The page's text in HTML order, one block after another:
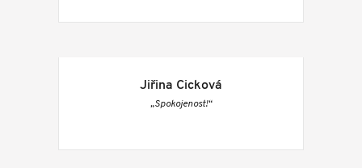
Jiřina Cicková
„Spokojenost!“